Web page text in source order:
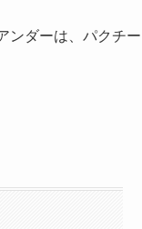
ンダーは、パクチー